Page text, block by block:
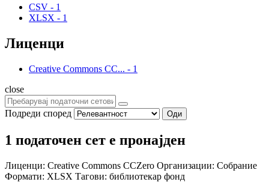
CSV - 1
XLSX - 1
Лиценци
Creative Commons CC... - 1
close
Подреди според Оди
1 податочен сет е пронајден
Лиценци: Creative Commons CCZero Организации: Собрание
Формати: XLSX Тагови: библиотекар фонд